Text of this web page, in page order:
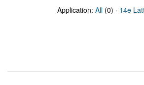
Application: All (0) · 14e